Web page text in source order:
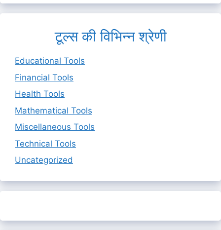
टूल्स की विभिन्न श्रेणी
Educational Tools
Financial Tools
Health Tools
Mathematical Tools
Miscellaneous Tools
Technical Tools
Uncategorized